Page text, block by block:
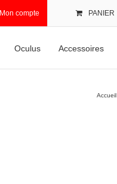
Mon compte PANIER
Oculus Accessoires
Accueil